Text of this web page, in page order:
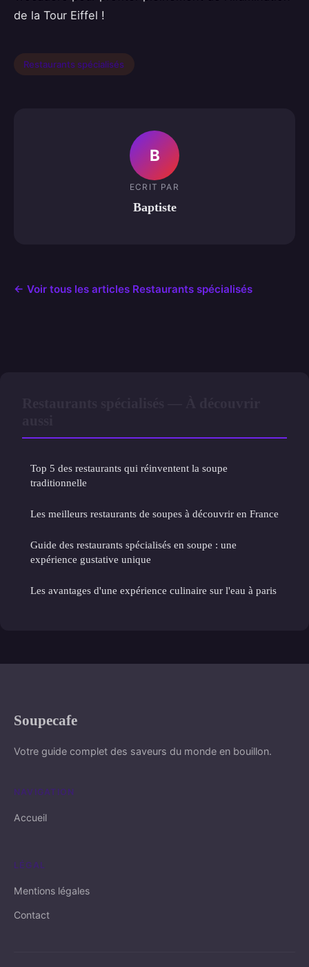
de la Tour Eiffel !
Restaurants spécialisés
B
ECRIT PAR
Baptiste
← Voir tous les articles Restaurants spécialisés
Top 5 des restaurants qui réinventent la soupe
traditionnelle
Les meilleurs restaurants de soupes à découvrir en France
Guide des restaurants spécialisés en soupe : une
expérience gustative unique
Les avantages d'une expérience culinaire sur l'eau à paris
Soupecafe
Votre guide complet des saveurs du monde en bouillon.
NAVIGATION
Accueil
LÉGAL
Mentions légales
Contact